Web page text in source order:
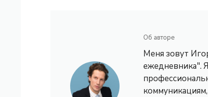
Об авторе
Меня зовут
ежедневника".